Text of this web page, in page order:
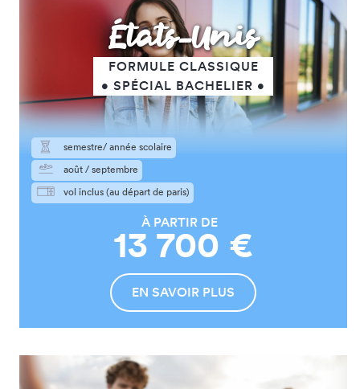
États-Unis
FORMULE CLASSIQUE
• SPÉCIAL BACHELIER •
semestre/ année scolaire
août / septembre
vol inclus (au départ de paris)
À PARTIR DE
13 700 €
EN SAVOIR PLUS